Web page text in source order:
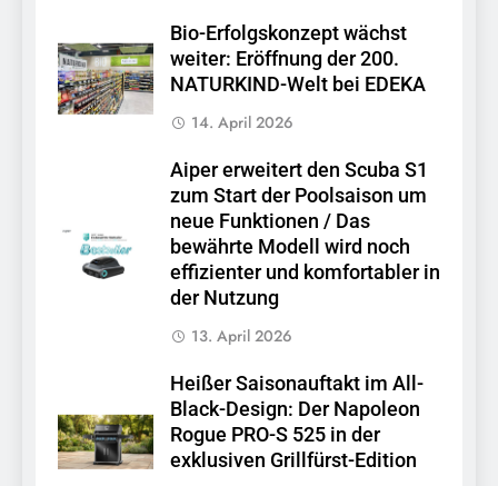
Bio-Erfolgskonzept wächst
weiter: Eröffnung der 200.
NATURKIND-Welt bei EDEKA
14. April 2026
Aiper erweitert den Scuba S1
zum Start der Poolsaison um
neue Funktionen / Das
bewährte Modell wird noch
effizienter und komfortabler in
der Nutzung
13. April 2026
Heißer Saisonauftakt im All-
Black-Design: Der Napoleon
Rogue PRO-S 525 in der
exklusiven Grillfürst-Edition